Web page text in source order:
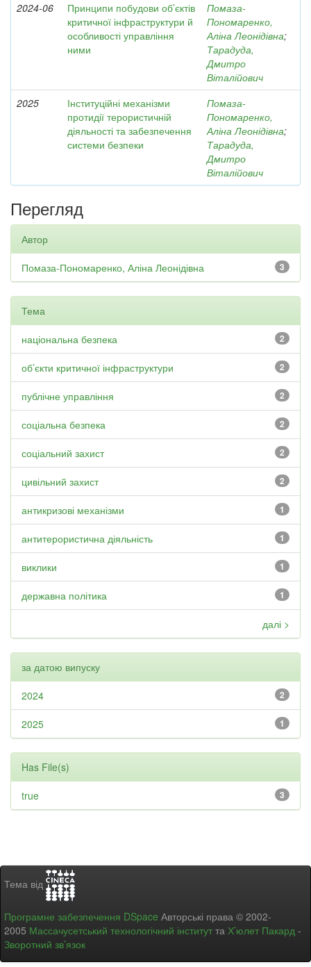
2024-06
Принципи побудови об’єктів
критичної інфраструктури й
особливості управління
ними
Помаза-
Пономаренко,
Аліна Леонідівна;
Тарадуда,
Дмитро
Віталійович
2025
Інституційні механізми
протидії терористичній
діяльності та забезпечення
системи безпеки
Помаза-
Пономаренко,
Аліна Леонідівна;
Тарадуда,
Дмитро
Віталійович
Перегляд
Автор
3
Помаза-Пономаренко, Аліна Леонідівна
Тема
2
національна безпека
2
об’єкти критичної інфраструктури
2
публічне управління
2
соціальна безпека
2
соціальний захист
2
цивільний захист
1
антикризові механізми
1
антитерористична діяльність
1
виклики
1
державна політика
далі >
за датою випуску
2
2024
1
2025
Has File(s)
3
true
Тема від
Програмне забезпечення DSpace Авторські права © 2002-
2005 Массачусетський технологічний інститут та Х’юлет Пакард -
Зворотний зв’язок